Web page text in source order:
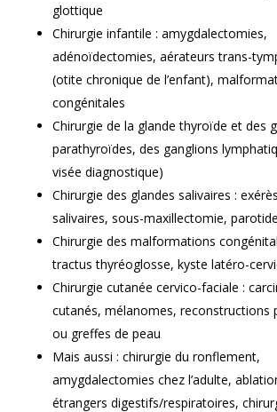
glottique
Chirurgie infantile : amygdalectomies,
adénoïdectomies, aérateurs trans-
(otite chronique de l’enfant),
congénitales
Chirurgie de la glande thyroïde et des
parathyroïdes, des ganglions
visée diagnostique)
Chirurgie des glandes salivaires :
salivaires, sous-maxillectomie,
Chirurgie des malformations
tractus thyréoglosse, kyste latéro-
Chirurgie cutanée cervico-faciale :
cutanés, mélanomes, reconstructions
ou greffes de peau
Mais aussi : chirurgie du ronflement,
amygdalectomies chez l’adulte,
étrangers digestifs/respiratoires,